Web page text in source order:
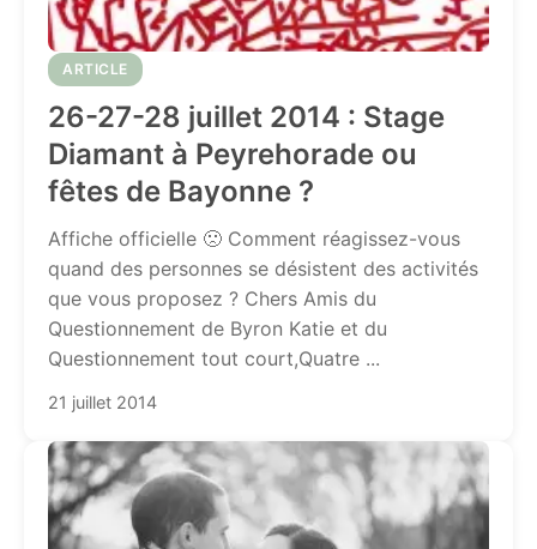
ARTICLE
26-27-28 juillet 2014 : Stage
Diamant à Peyrehorade ou
fêtes de Bayonne ?
Affiche officielle 🙁 Comment réagissez-vous
quand des personnes se désistent des activités
que vous proposez ? Chers Amis du
Questionnement de Byron Katie et du
Questionnement tout court,Quatre ...
21 juillet 2014